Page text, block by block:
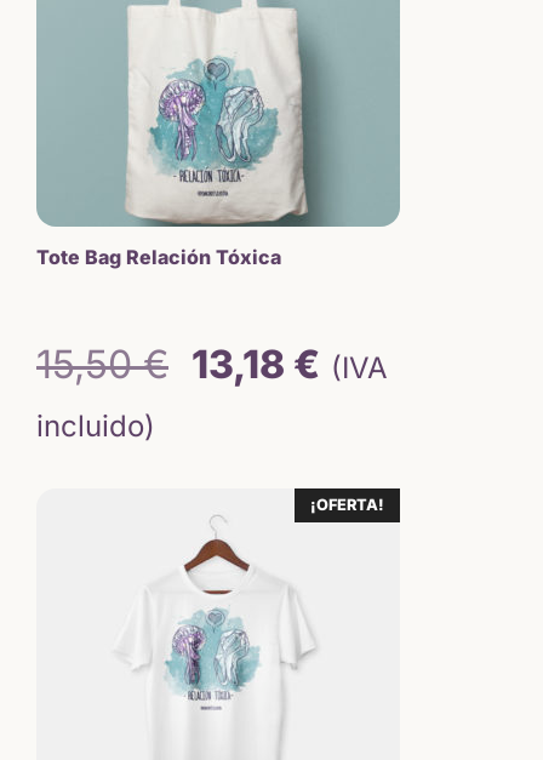
Tote Bag Relación Tóxica
15,50€ El
original
era:
15,50 €.
13,18 € El
actual
es:
(IVA
incluido)
¡OFERTA!